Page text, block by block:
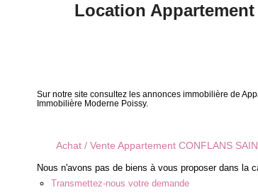
Location Appartement
Sur notre site consultez les annonces immobilière de
Immobilière Moderne Poissy.
Achat / Vente Appartement CONFLANS
Nous n'avons pas de biens à vous proposer dans la
Transmettez-nous votre demande